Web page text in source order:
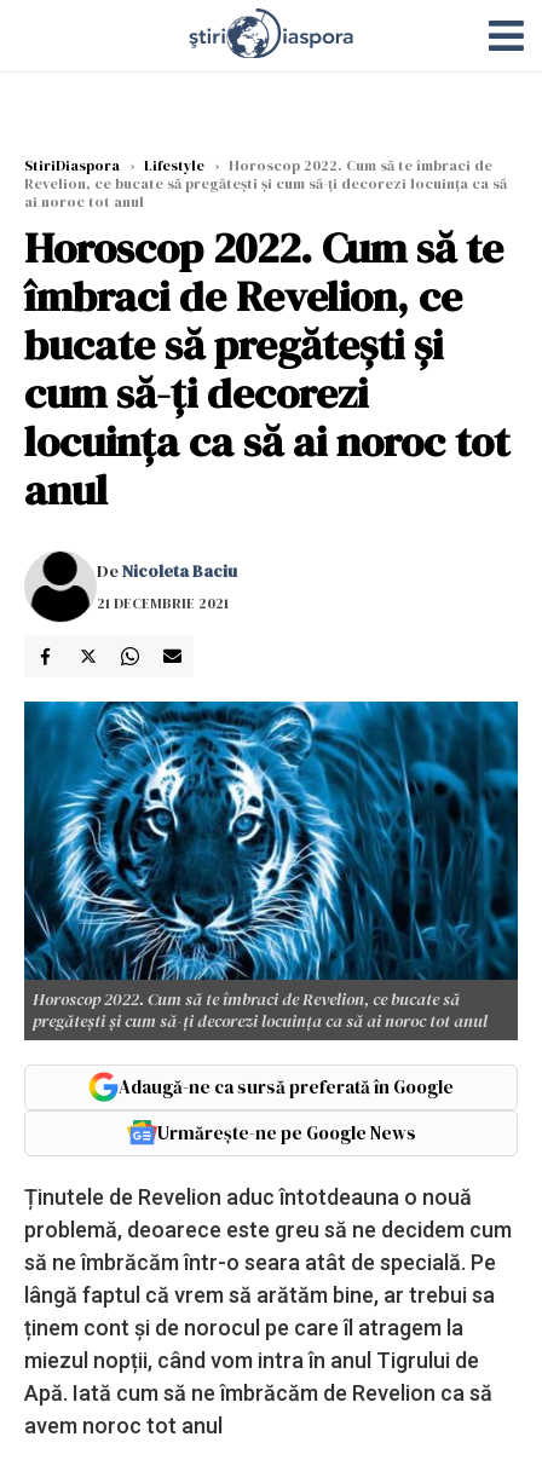
StiriDiaspora › Lifestyle › Horoscop 2022. Cum să te îmbraci de
Revelion, ce bucate să pregătești și cum să-ți decorezi locuința ca să
ai noroc tot anul
Horoscop 2022. Cum să te
îmbraci de Revelion, ce
bucate să pregătești și
cum să-ți decorezi
locuința ca să ai noroc tot
anul
DeNicoleta Baciu
21 DECEMBRIE 2021
Horoscop 2022. Cum să te îmbraci de Revelion, ce bucate să
pregătești și cum să-ți decorezi locuința ca să ai noroc tot anul
Adaugă-ne ca sursă preferată în Google
Urmărește-ne pe Google News
Ținutele de Revelion aduc întotdeauna o nouă
problemă, deoarece este greu să ne decidem cum
să ne îmbrăcăm într-o seara atât de specială. Pe
lângă faptul că vrem să arătăm bine, ar trebui sa
ținem cont și de norocul pe care îl atragem la
miezul nopții, când vom intra în anul Tigrului de
Apă. Iată cum să ne îmbrăcăm de Revelion ca să
avem noroc tot anul